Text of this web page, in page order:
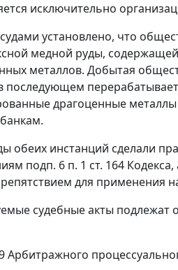
исключительно
установлено, что
медной руды,
металлов. Добытая
последующем
драгоценные
обеих инстанций сделали
подп. 6 п. 1 ст. 164
для применения
судебные акты подлежат
Арбитражного